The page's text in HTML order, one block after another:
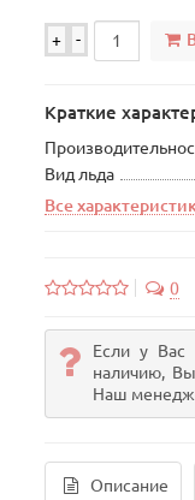
+ -
Краткие
Вид льда
Все
0
Если у Вас
наличию,
Наш
Описание